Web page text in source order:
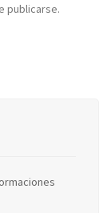
publicarse.